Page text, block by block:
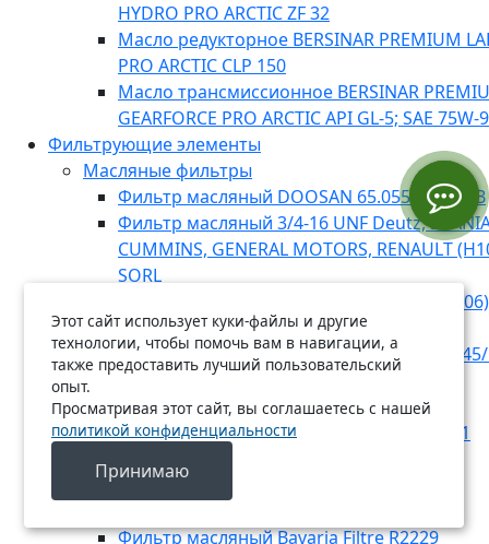
HYDRO PRO ARCTIC ZF 32
Масло редукторное BERSINAR PREMIUM
PRO ARCTIC CLP 150
Масло трансмиссионное BERSINAR
GEARFORCE PRO ARCTIC API GL-5; SAE 75W-
Фильтрующие элементы
Масляные фильтры
Фильтр масляный DOOSAN 65.05510-5020B
Фильтр масляный 3/4-16 UNF Deutz,
CUMMINS, GENERAL MOTORS, RENAULT
SORL
Фильтр масляный RENAULT, MB
Фильтр масляный Bavaria Filtre R2225
Фильтр масляный MANN-FILTER WD 13
Фильтр масляный MANN-FILTER W 1223
Фильтр масляный Bavaria Filtre O7022
Фильтр масляный MANN-FILTER W 920/21
Фильтр масляный Bavaria Filtre R2204
Фильтр масляный Bavaria Filtre R2229
Этот сайт использует куки-файлы и другие
технологии, чтобы помочь вам в навигации, а
также предоставить лучший пользовательский
опыт.
Просматривая этот сайт, вы соглашаетесь с нашей
политикой конфиденциальности
Принимаю